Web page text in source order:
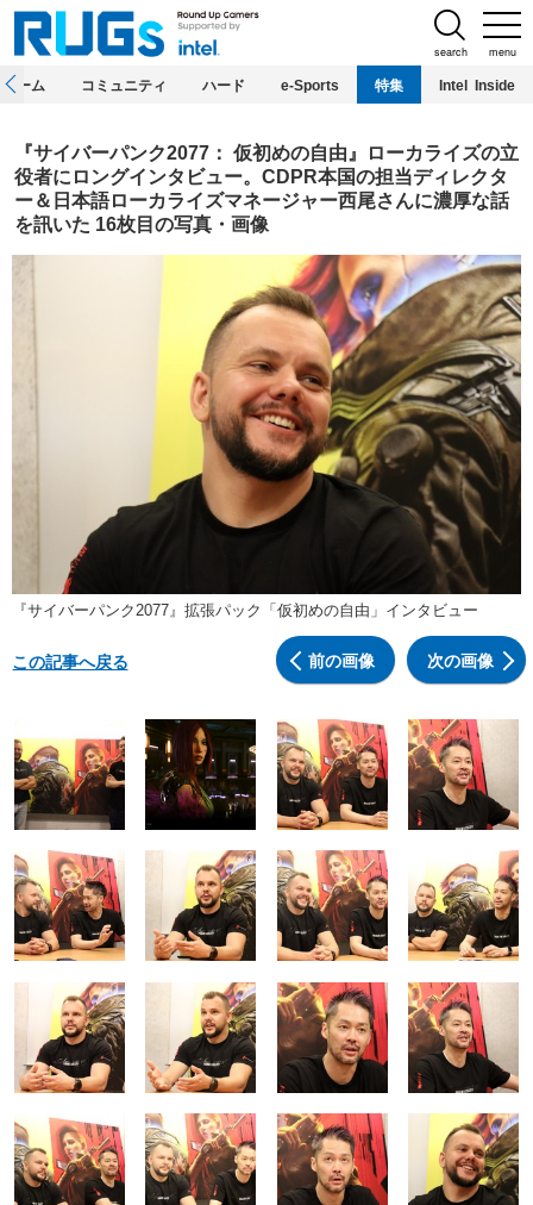
menu
search
ホーム コミュニティ ハード e-Sports 特集 Intel Inside
『サイバーパンク2077： 仮初めの自由』ローカライズの立
役者にロングインタビュー。CDPR本国の担当ディレクタ
ー＆日本語ローカライズマネージャー西尾さんに濃厚な話
を訊いた 16枚目の写真・画像
『サイバーパンク2077』拡張パック「仮初めの自由」インタビュー
前の画像 次の画像
この記事へ戻る